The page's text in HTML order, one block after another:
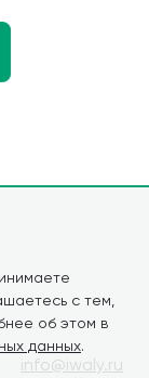
с тем,
об этом в
данных.
info@iwaly.ru